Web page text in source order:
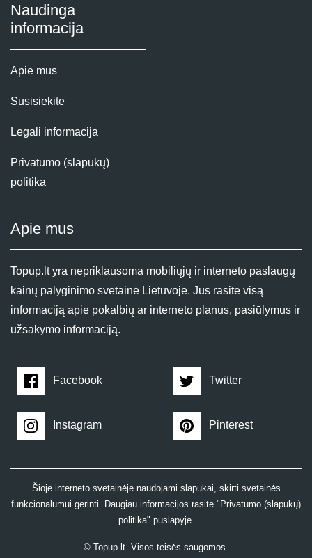
Naudinga
informacija
Apie mus
Susisiekite
Legali informacija
Privatumo (slapukų)
politika
Apie mus
Topup.lt yra nepriklausoma mobiliųjų ir interneto paslaugų
kainų palyginimo svetainė Lietuvoje. Jūs rasite visą
informaciją apie pokalbių ar interneto planus, pasiūlymus ir
užsakymo informaciją.
Facebook Twitter
Instagram Pinterest
Šioje interneto svetainėje naudojami slapukai, skirti svetainės
funkcionalumui gerinti. Daugiau informacijos rasite "Privatumo (slapukų)
politika" puslapyje.
© Topup.lt. Visos teisės saugomos.